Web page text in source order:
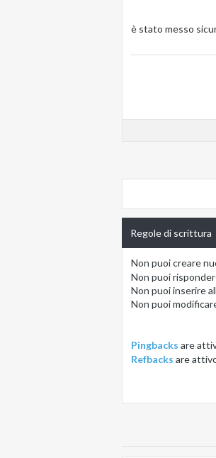
è stato messo
Regole di scrittura
Non puoicreare
Non puoi
Non puoiinserire
Non puoi
Pingbacks are
Refbacks are